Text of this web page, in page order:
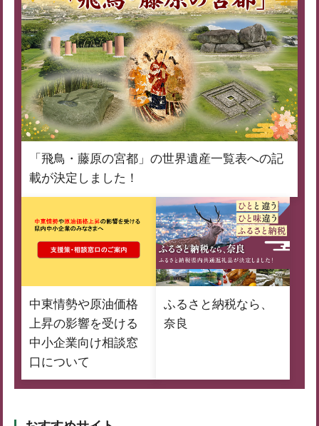
「飛鳥・藤原の宮都」の世界遺産一覧表への記
載が決定しました！
中東情勢や原油価格
上昇の影響を受ける
中小企業向け相談窓
口について
ふるさと納税なら、
奈良